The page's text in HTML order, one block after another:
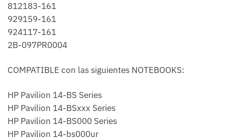
812183-161
929159-161
924117-161
2B-097PR0004
COMPATIBLE con las siguientes NOTEBOOKS:
HP Pavilion 14-BS Series
HP Pavilion 14-BSxxx Series
HP Pavilion 14-BS000 Series
HP Pavilion 14-bs000ur